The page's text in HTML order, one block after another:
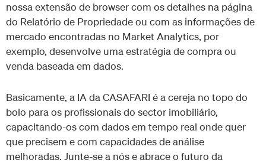
nossa extensão de browser com os detalhes na página
do Relatório de Propriedade ou com as informações de
mercado encontradas no Market Analytics, por
exemplo, desenvolve uma estratégia de compra ou
venda baseada em dados.
Basicamente, a IA da CASAFARI é a cereja no topo do
bolo para os profissionais do sector imobiliário,
capacitando-os com dados em tempo real onde quer
que precisem e com capacidades de análise
melhoradas. Junte-se a nós e abrace o futuro da